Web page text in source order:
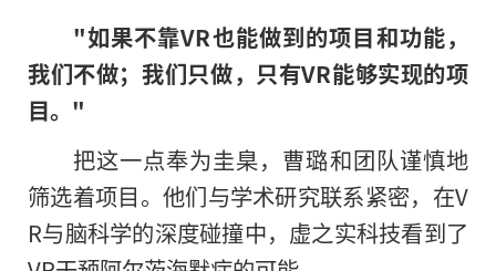
"如果不靠VR也能做到的项目和功能，
我们不做；我们只做，只有VR能够实现的项
目。"
把这一点奉为圭臬，曹璐和团队谨慎地
筛选着项目。他们与学术研究联系紧密，在V
R与脑科学的深度碰撞中，虚之实科技看到了